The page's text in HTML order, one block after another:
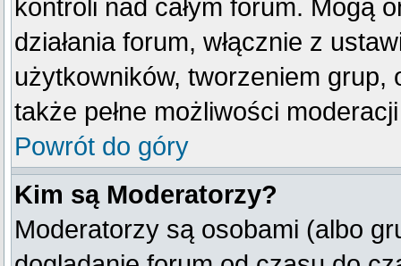
kontroli nad całym forum. Mogą
działania forum, włącznie z
użytkowników, tworzeniem grup,
także pełne możliwości
Powrót do góry
Kim są Moderatorzy?
Moderatorzy są osobami (albo